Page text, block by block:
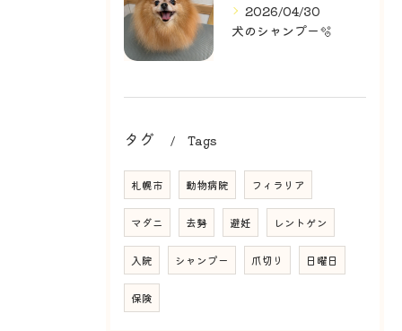
2026/04/30
犬のシャンプー🫧
タグ Tags
札幌市 動物病院 フィラリア
マダニ 去勢 避妊 レントゲン
入院 シャンプー 爪切り 日曜日
保険